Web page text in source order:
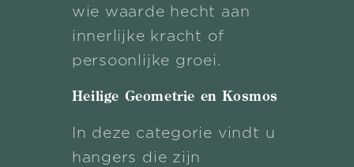
wie waarde hecht aan
innerlijke kracht of
persoonlijke groei.
Heilige Geometrie en Kosmos
In deze categorie vindt u
hangers die zijn